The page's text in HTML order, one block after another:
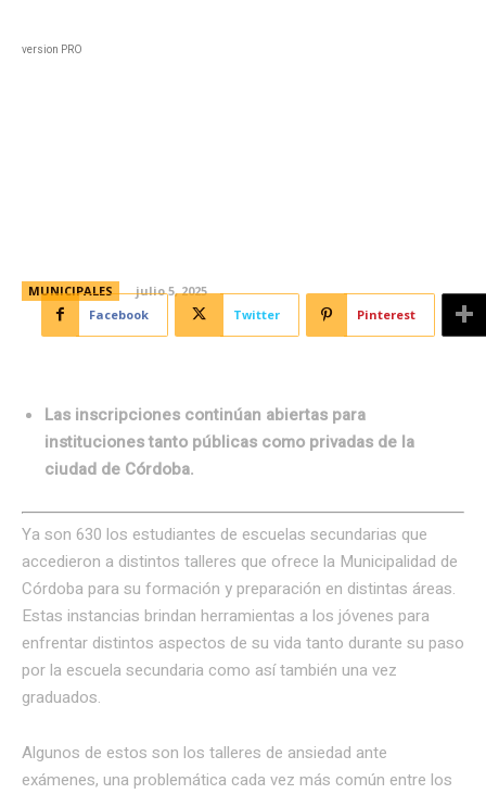
version PRO
MUNICIPALES
julio 5, 2025
Facebook
Twitter Pinterest
Las inscripciones continúan abiertas para
instituciones tanto públicas como privadas de la
ciudad de Córdoba.
Ya son 630 los estudiantes de escuelas secundarias que
accedieron a distintos talleres que ofrece la Municipalidad de
Córdoba para su formación y preparación en distintas áreas.
Estas instancias brindan herramientas a los jóvenes para
enfrentar distintos aspectos de su vida tanto durante su paso
por la escuela secundaria como así también una vez
graduados.
Algunos de estos son los talleres de ansiedad ante
exámenes, una problemática cada vez más común entre los